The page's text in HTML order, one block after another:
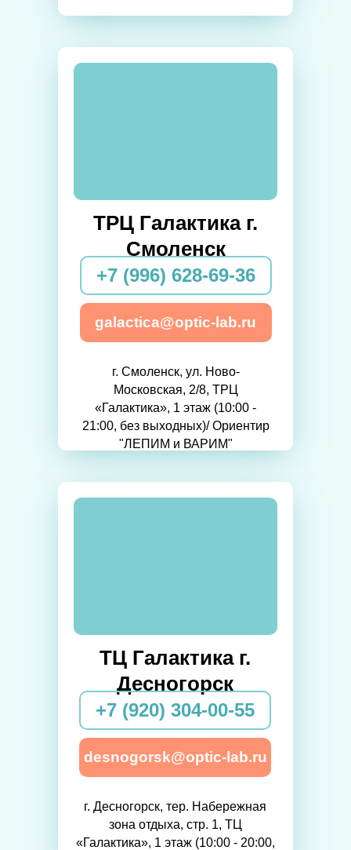
ТЦ Галактика г.
Десногорск
+7 (920) 304-00-55
desnogorsk@optic-lab.ru
г. Десногорск, тер. Набережная
зона отдыха, стр. 1, ТЦ
«Галактика», 1 этаж (10:00 - 20:00,
+7 (996) 628-69-36
galactica@optic-lab.ru
ТРЦ Галактика г.
Смоленск
г. Смоленск, ул. Ново-
Московская, 2/8, ТРЦ
«Галактика», 1 этаж (10:00 -
21:00, без выходных)/ Ориентир
"ЛЕПИМ и ВАРИМ"